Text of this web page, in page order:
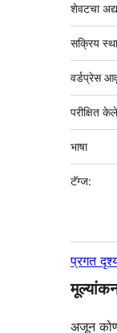
शेवटचा
सक्रिय
वर्डप्रेस
परीक्षित
भाषा
टॅग्ज:
प्रगत
अजून